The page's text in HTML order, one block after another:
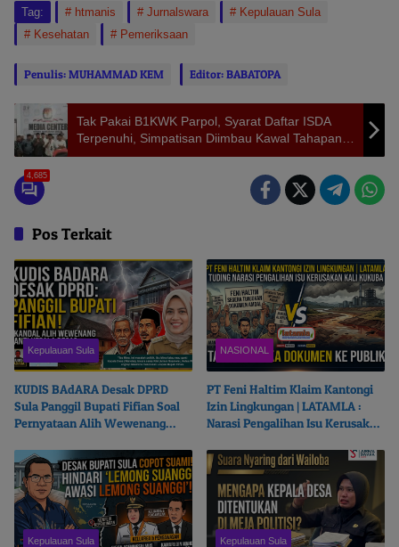
Tag: htmanis Jurnalswara
Kepulauan Sula
Kesehatan
Pemeriksaan
Penulis: MUHAMMAD KEM Editor: BABATOPA
Tak Pakai B1KWK Parpol, Syarat Daftar ISDA
Terpenuhi, Simpatisan Diimbau Kawal Tahapan
Pilkada
4,685
Pos Terkait
Kepulauan Sula
KUDIS BAdARA Desak DPRD
Sula Panggil Bupati Fifian Soal
Pernyataan Alih Wewenang
NASIONAL
PT Feni Haltim Klaim Kantongi
Izin Lingkungan | LATAMLA :
Narasi Pengalihan Isu Kerusakan
Dokumen ke Publik
Kepulauan Sula Kepulauan Sula